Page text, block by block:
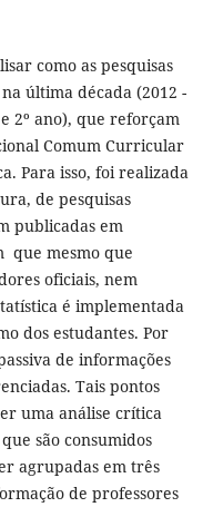
como as pesquisas
última década (2012 -
2º ano), que reforçam
Comum Curricular
Para isso, foi realizada
de pesquisas
publicadas em
que mesmo que
oficiais, nem
é implementada
dos estudantes. Por
de informações
Tais pontos
uma análise crítica
são consumidos
agrupadas em três
de professores